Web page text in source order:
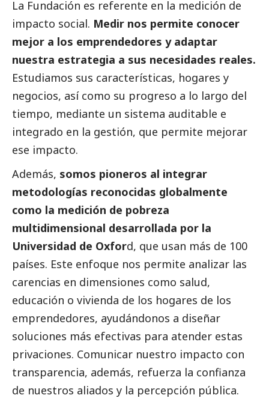
La Fundación es referente en la medición de
impacto social. Medir nos permite conocer
mejor a los emprendedores y adaptar
nuestra estrategia a sus necesidades reales.
Estudiamos sus características, hogares y
negocios, así como su progreso a lo largo del
tiempo, mediante un sistema auditable e
integrado en la gestión, que permite mejorar
ese impacto.
Además, somos pioneros al integrar
metodologías reconocidas globalmente
como la medición de pobreza
multidimensional desarrollada por la
Universidad de Oxford, que usan más de 100
países. Este enfoque nos permite analizar las
carencias en dimensiones como salud,
educación o vivienda de los hogares de los
emprendedores, ayudándonos a diseñar
soluciones más efectivas para atender estas
privaciones. Comunicar nuestro impacto con
transparencia, además, refuerza la confianza
de nuestros aliados y la percepción pública.